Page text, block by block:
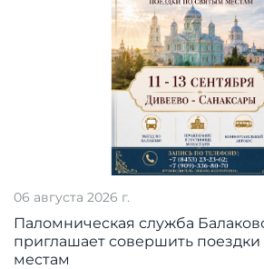
06 августа 2026 г.
Паломническая служба
приглашает совершить
местам